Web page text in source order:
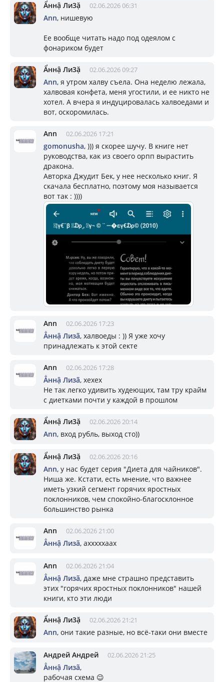
Ẩннậ Ли3ặ 02.06.2026 06:31
Ann, нишевую
Ее вообще читать надо под одеялом с
фонариком будет
Ẩннậ Ли3ặ 02.06.2026 09:27
Ann, я утром халву съела. Она неделю лежала,
халвовая конфета, меня угостили, и ее никто не
хотел. А вчера я индуцировалась халвоедами и
вот, оскоромилась.
Ann 02.06.2026 17:21
gomonusha, ))) я скорее шучу. В книге нет
руководства, как из своего орпп вырастить
дракона.
Авторка Джудит Бек, у нее несколько книг. Я
скачала бесплатно, поэтому моя называется
вот так : ))))
Ann 02.06.2026 17:23
Ẳннậ Лизã, халвоеды : )) Я уже хочу
принадлежать к этой секте
Ann 02.06.2026 17:28
Ẳннậ Лизã, хехех
Не так легко удивить худеющих, там тру крайм
с диетками почти у каждой в прошлом
Ẩннậ Ли3ặ 02.06.2026 20:14
Ann, вход рубль, выход сто))
Ẩннậ Ли3ặ 02.06.2026 20:16
Ann, у нас будет серия "Диета для чайников".
Ниша же. Кстати, есть мнение, что важнее
иметь узкий сегмент горячих яростных
поклонников, чем спокойно-благосклонное
большинство рынка
Ann 02.06.2026 21:00
Ẳннậ Лизã, ахххххаах
Ann 02.06.2026 21:04
Ẳннậ Лизã, даже мне страшно представить
этих "горячих яростных поклонников" нашей
книги, кто эти люди
Ẩннậ Ли3ặ 02.06.2026 21:21
Ann, они такие разные, но всё-таки они вместе
Андрей Андрей 02.06.2026 21:25
Ẳннậ Лизã,
рабочая схема 😉